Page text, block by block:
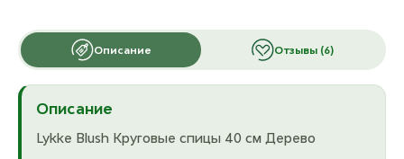
Описание Отзывы (6)
Описание
Lykke Blush Круговые спицы 40 см Дерево